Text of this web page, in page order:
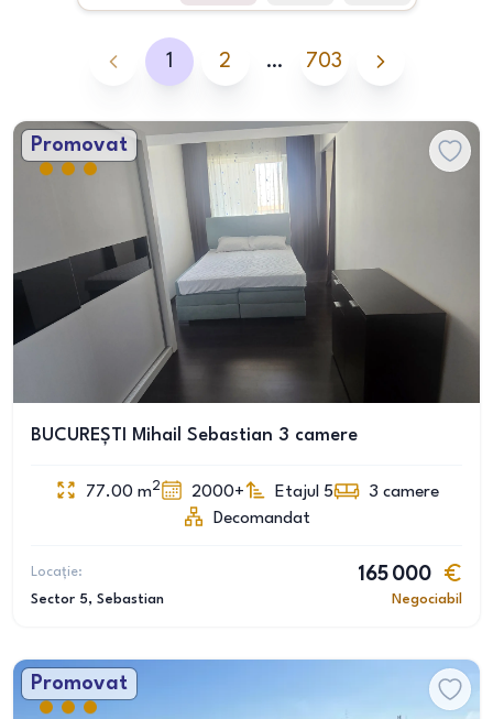
1 2 … 703
Promovat
BUCUREȘTI Mihail Sebastian 3 camere
77.00 m2 2000+ Etajul 5 3 camere
Decomandat
Locație:
Sector 5, Sebastian
165 000
Negociabil
Promovat